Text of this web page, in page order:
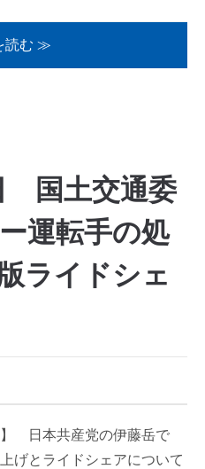
読む ≫
国土交通委
運転手の処
ライドシェ
日本共産党の伊藤岳で
とライドシェアについて